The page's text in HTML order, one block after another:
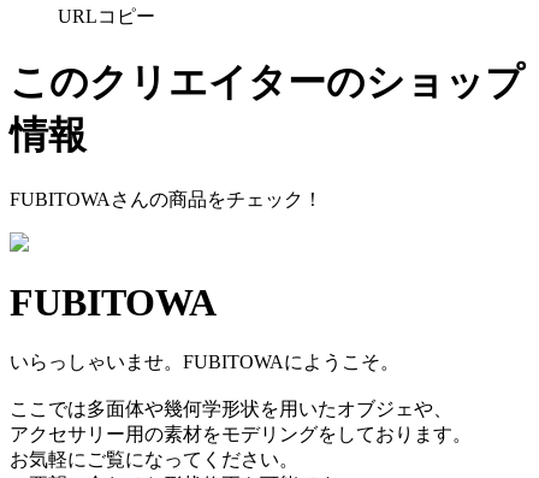
URLコピー
このクリエイターのショップ
情報
FUBITOWA さんの商品をチェック！
FUBITOWA
いらっしゃいませ。FUBITOWAにようこそ。
ここでは多面体や幾何学形状を用いたオブジェや、
アクセサリー用の素材をモデリングをしております。
お気軽にご覧になってください。